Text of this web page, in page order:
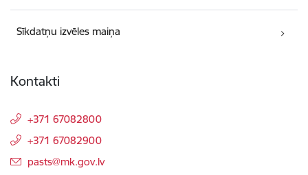
Sīkdatņu izvēles maiņa
Kontakti
+371 67082800
+371 67082900
E-pasts:
pasts@mk.gov.lv